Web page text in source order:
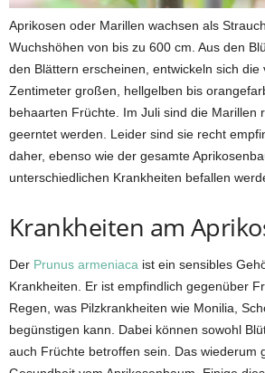
Aprikosen oder Marillen wachsen als
Wuchshöhen von bis zu 600 cm. Aus den
den Blättern erscheinen, entwickeln sich die
Zentimeter großen, hellgelben bis
behaarten Früchte. Im Juli sind die Marillen
geerntet werden. Leider sind sie recht
daher, ebenso wie der gesamte
unterschiedlichen Krankheiten befallen
Krankheiten am
Der Prunus armeniaca ist ein sensibles
Krankheiten. Er ist empfindlich gegenüber
Regen, was Pilzkrankheiten wie Monilia,
begünstigen kann. Dabei können sowohl
auch Früchte betroffen sein. Das wiederum